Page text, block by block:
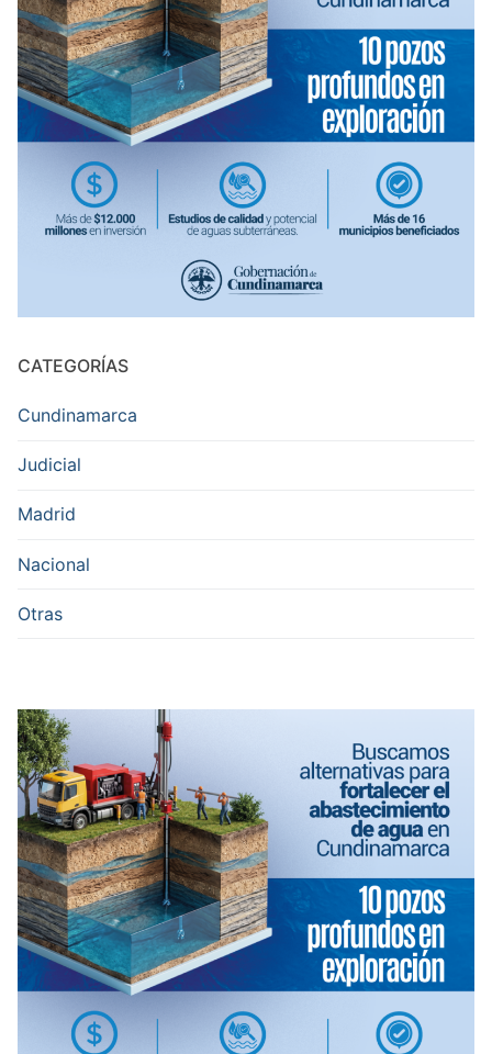
CATEGORÍAS
Cundinamarca
Judicial
Madrid
Nacional
Otras